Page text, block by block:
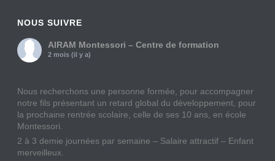
NOUS SUIVRE
AIRAM Montessori – Centre de formation
2 mois (il y a)
Nous recherchons une personne formée, pour accompagner
notre fils présentant un retard global du développement, pour
la prochaine rentrée scolaire, celle de ses 10 ans, en école
Montessori.
2 à 3 demie journées par semaine – Salaire attractif – Enfant
merveilleux.